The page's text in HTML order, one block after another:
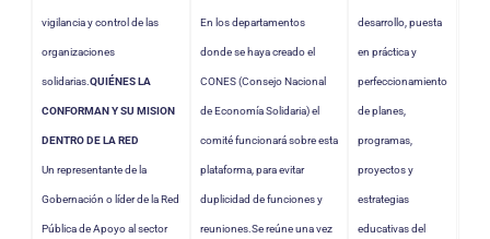
vigilancia y control de las
organizaciones
solidarias.QUIÉNES LA
CONFORMAN Y SU MISION
DENTRO DE LA RED
Un representante de la
Gobernación o líder de la Red
Pública de Apoyo al sector
En los departamentos
donde se haya creado el
CONES (Consejo Nacional
de Economía Solidaria) el
comité funcionará sobre esta
plataforma, para evitar
duplicidad de funciones y
reuniones.Se reúne una vez
desarrollo, puesta
en práctica y
perfeccionamiento
de planes,
programas,
proyectos y
estrategias
educativas del